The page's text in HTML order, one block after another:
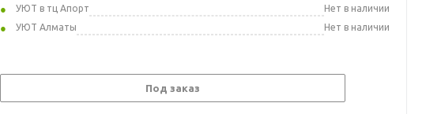
УЮТ в тц Апорт
Нет в наличии
УЮТ Алматы
Нет в наличии
Под заказ